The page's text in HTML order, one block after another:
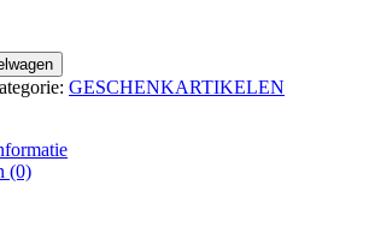
GESCHENKARTIKELEN
(0)